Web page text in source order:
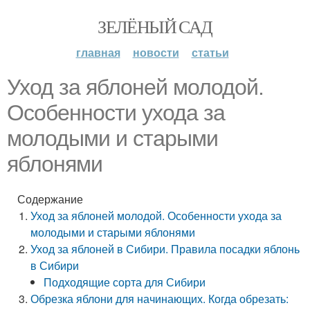
ЗЕЛЁНЫЙ САД
главная новости статьи
Уход за яблоней молодой.
Особенности ухода за
молодыми и старыми
яблонями
Содержание
Уход за яблоней молодой. Особенности ухода за
молодыми и старыми яблонями
Уход за яблоней в Сибири. Правила посадки яблонь
в Сибири
Подходящие сорта для Сибири
Обрезка яблони для начинающих. Когда обрезать: